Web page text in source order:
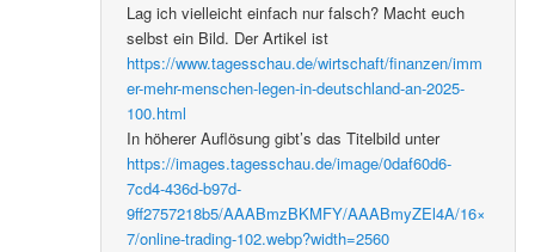
Lag ich vielleicht einfach nur falsch? Macht euch
selbst ein Bild. Der Artikel ist
https://www.tagesschau.de/wirtschaft/finanzen/imm
er-mehr-menschen-legen-in-deutschland-an-2025-
100.html
In höherer Auflösung gibt’s das Titelbild unter
https://images.tagesschau.de/image/0daf60d6-
7cd4-436d-b97d-
9ff2757218b5/AAABmzBKMFY/AAABmyZEl4A/16×
7/online-trading-102.webp?width=2560